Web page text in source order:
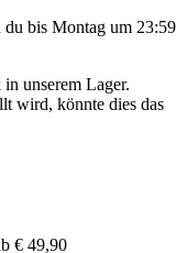
du bis Montag um 23:59
unserem Lager.
wird, könnte dies das
€ 49,90